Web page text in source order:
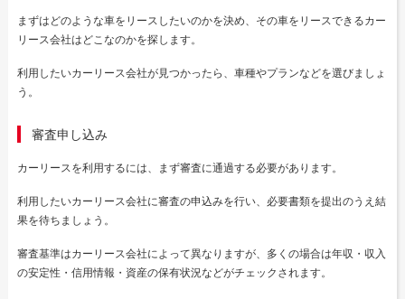
まずはどのような車をリースしたいのかを決め、その車をリースできるカー
リース会社はどこなのかを探します。
利用したいカーリース会社が見つかったら、車種やプランなどを選びましょ
う。
審査申し込み
カーリースを利用するには、まず審査に通過する必要があります。
利用したいカーリース会社に審査の申込みを行い、必要書類を提出のうえ結
果を待ちましょう。
審査基準はカーリース会社によって異なりますが、多くの場合は年収・収入
の安定性・信用情報・資産の保有状況などがチェックされます。